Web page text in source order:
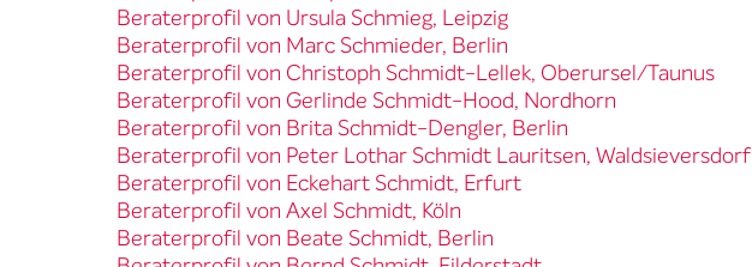
Beraterprofil von Ursula Schmieg, Leipzig
Beraterprofil von Marc Schmieder, Berlin
Beraterprofil von Christoph Schmidt-Lellek, Oberursel/Taunus
Beraterprofil von Gerlinde Schmidt-Hood, Nordhorn
Beraterprofil von Brita Schmidt-Dengler, Berlin
Beraterprofil von Peter Lothar Schmidt Lauritsen, Waldsieversdorf
Beraterprofil von Eckehart Schmidt, Erfurt
Beraterprofil von Axel Schmidt, Köln
Beraterprofil von Beate Schmidt, Berlin